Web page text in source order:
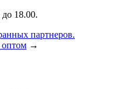
18.00.
партнеров.
оптом →